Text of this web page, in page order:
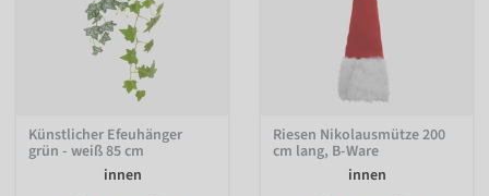
Künstlicher Efeuhänger
grün - weiß 85 cm
innen
Riesen Nikolausmütze 200
cm lang, B-Ware
innen